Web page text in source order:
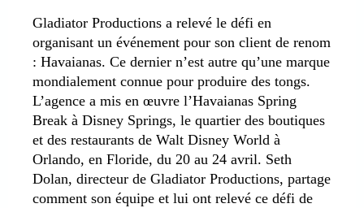
Gladiator Productions a relevé le défi en
organisant un événement pour son client de renom
: Havaianas. Ce dernier n’est autre qu’une marque
mondialement connue pour produire des tongs.
L’agence a mis en œuvre l’Havaianas Spring
Break à Disney Springs, le quartier des boutiques
et des restaurants de Walt Disney World à
Orlando, en Floride, du 20 au 24 avril. Seth
Dolan, directeur de Gladiator Productions, partage
comment son équipe et lui ont relevé ce défi de